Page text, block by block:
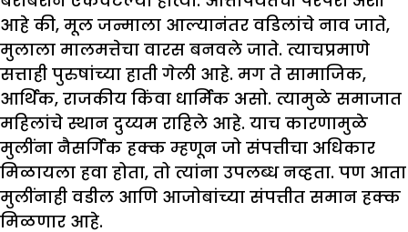
आहे की, मूल जन्माला आल्यानंतर वडिलांचे नाव जाते,
मुलाला मालमत्तेचा वारस बनवले जाते. त्याचप्रमाणे
सत्ताही पुरुषांच्या हाती गेली आहे. मग ते सामाजिक,
आर्थिक, राजकीय किंवा धार्मिक असो. त्यामुळे समाजात
महिलांचे स्थान दुय्यम राहिले आहे. याच कारणामुळे
मुलींना नैसर्गिक हक्क म्हणून जो संपत्तीचा अधिकार
मिळायला हवा होता, तो त्यांना उपलब्ध नव्हता. पण आता
मुलींनाही वडील आणि आजोबांच्या संपत्तीत समान हक्क
मिळणार आहे.